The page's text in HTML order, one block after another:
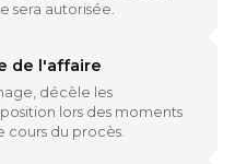
sera autorisée.
de l'affaire
décèle les
lors des moments
cours du procès.